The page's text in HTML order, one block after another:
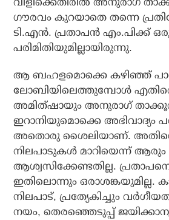
ഗൗരവം കുറയാതെ തന്നെ
ടി.എന്‍. പ്രതാപന്‍ എം.പിക്ക്
പരിമിതിയുമില്ലായിരുന്നു.
ആ ബഹളമൊക്കെ കഴിഞ്ഞ്
ലോബിയിലെത്തുമ്പോള്‍
അമിത്ഷായും അനുരാഗ്
ഇറാനിയുമൊക്കെ അഭിവാദ്യം
അതൊരു ശൈലിയാണ്.
നിലപാടുകള്‍ മാറിയെന്ന് ആരും
ആശ്വസിക്കേണ്ടതില്ല.
ഇതിലൊന്നും ഒരാശങ്കയുമില്ല.
നിലപാട്, പ്രത്യേകിച്ചും
നയം, തെരഞ്ഞെടുപ്പ്